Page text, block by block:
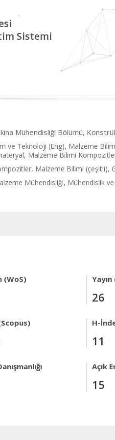
Sistemi
Mühendisliği Bölümü,
ve Teknoloji (Eng), Malzeme
Malzeme Bilimi
Malzeme Bilimi (çeşitli),
Mühendisliği, Mühendislik
(WoS)
26
H-
11
Açık
15